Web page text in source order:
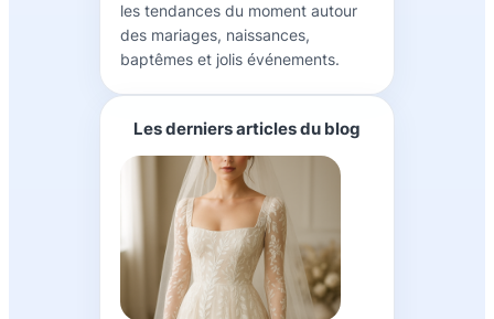
les tendances du moment autour
des mariages, naissances,
baptêmes et jolis événements.
Les derniers articles du blog